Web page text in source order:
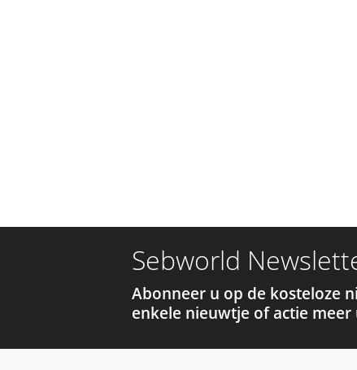
Sebworld
Abonneer u op de kosteloze
enkele nieuwtje of actie meer